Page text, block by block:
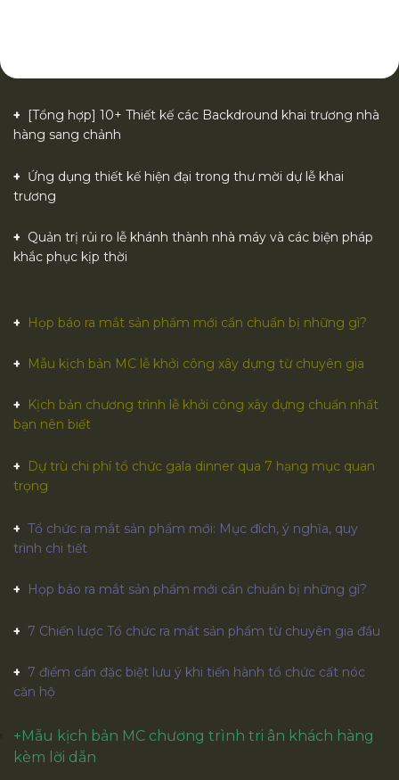
[Tổng hợp] 10+ Thiết kế các Backdround khai trương nhà
hàng sang chảnh
Ứng dụng thiết kế hiện đại trong thư mời dự lễ khai
trương
Quản trị rủi ro lễ khánh thành nhà máy và các biện pháp
khắc phục kịp thời
Họp báo ra mắt sản phẩm mới cần chuẩn bị những gì?
Mẫu kịch bản MC lễ khởi công xây dựng từ chuyên gia
Kịch bản chương trình lễ khởi công xây dựng chuẩn nhất
bạn nên biết
Dự trù chi phí tổ chức gala dinner qua 7 hạng mục quan
trọng
Tổ chức ra mắt sản phẩm mới: Mục đích, ý nghĩa, quy
trình chi tiết
Họp báo ra mắt sản phẩm mới cần chuẩn bị những gì?
7 Chiến lược Tổ chức ra mắt sản phẩm từ chuyên gia đầu
7 điểm cần đặc biệt lưu ý khi tiến hành tổ chức cất nóc
căn hộ
+Mẫu kịch bản MC chương trình tri ân khách hàng
kèm lời dẫn